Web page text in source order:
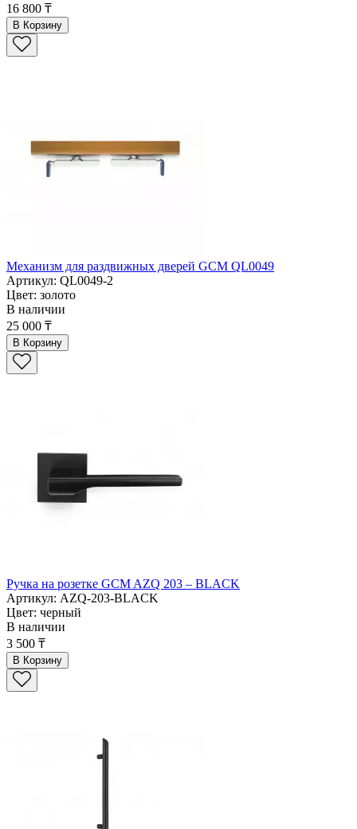
16 800 ₸
В Корзину
Механизм для раздвижных дверей GCM QL0049
Артикул: QL0049-2
Цвет: золото
В наличии
25 000 ₸
В Корзину
Ручка на розетке GCM AZQ 203 – BLACK
Артикул: AZQ-203-BLACK
Цвет: черный
В наличии
3 500 ₸
В Корзину